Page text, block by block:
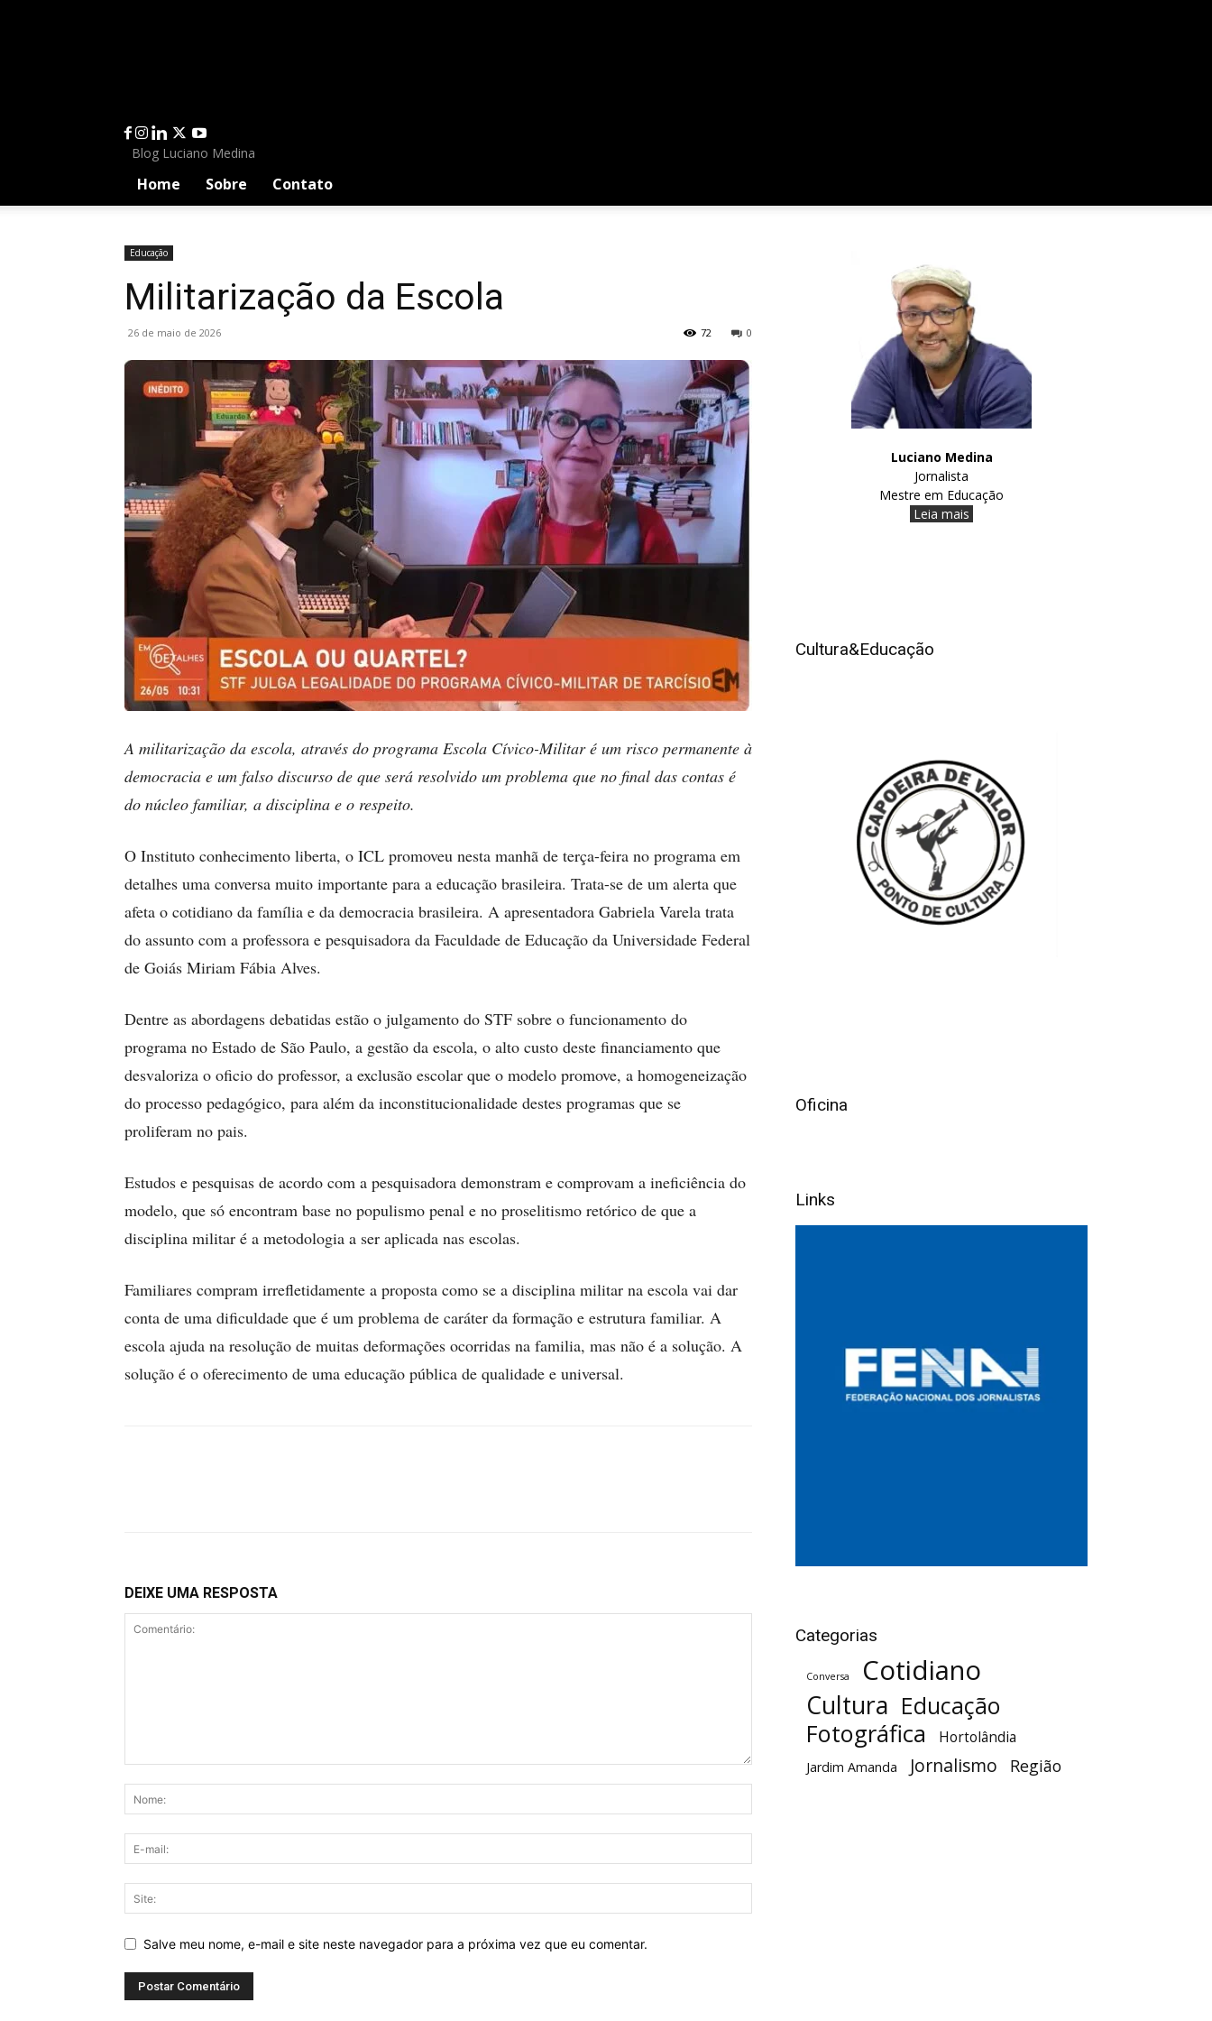
Blog Luciano Medina
Home Sobre Contato
Educação
Militarização da Escola
26 de maio de 2026 0
72
A militarização da escola, através do programa Escola Cívico-Militar é um risco permanente à
democracia e um falso discurso de que será resolvido um problema que no final das contas é
do núcleo familiar, a disciplina e o respeito.
O Instituto conhecimento liberta, o ICL promoveu nesta manhã de terça-feira no programa em
detalhes uma conversa muito importante para a educação brasileira. Trata-se de um alerta que
afeta o cotidiano da família e da democracia brasileira. A apresentadora Gabriela Varela trata
do assunto com a professora e pesquisadora da Faculdade de Educação da Universidade Federal
de Goiás Miriam Fábia Alves.
Dentre as abordagens debatidas estão o julgamento do STF sobre o funcionamento do
programa no Estado de São Paulo, a gestão da escola, o alto custo deste financiamento que
desvaloriza o oficio do professor, a exclusão escolar que o modelo promove, a homogeneização
do processo pedagógico, para além da inconstitucionalidade destes programas que se
proliferam no pais.
Estudos e pesquisas de acordo com a pesquisadora demonstram e comprovam a ineficiência do
modelo, que só encontram base no populismo penal e no proselitismo retórico de que a
disciplina militar é a metodologia a ser aplicada nas escolas.
Familiares compram irrefletidamente a proposta como se a disciplina militar na escola vai dar
conta de uma dificuldade que é um problema de caráter da formação e estrutura familiar. A
escola ajuda na resolução de muitas deformações ocorridas na familia, mas não é a solução. A
solução é o oferecimento de uma educação pública de qualidade e universal.
DEIXE UMA RESPOSTA
Salve meu nome, e-mail e site neste navegador para a próxima vez que eu comentar.
Luciano Medina
Jornalista
Mestre em Educação
Leia mais
Cultura&Educação
Oficina
Links
Categorias
Conversa Cotidiano
Cultura Educação
Fotográfica Hortolândia
Jardim Amanda Jornalismo Região